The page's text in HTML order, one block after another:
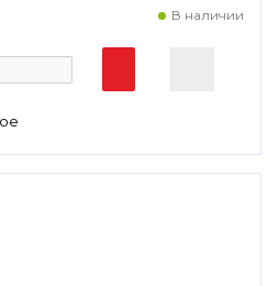
В наличии